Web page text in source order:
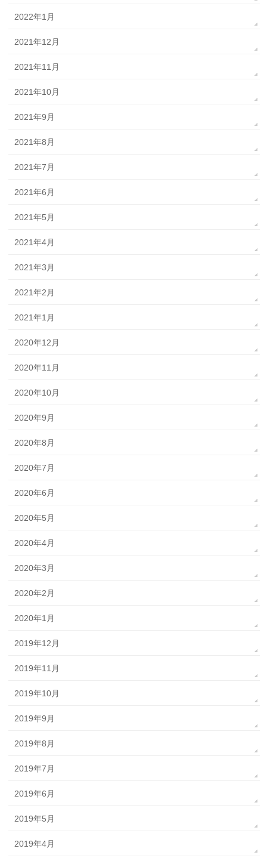
2022年1月
2021年12月
2021年11月
2021年10月
2021年9月
2021年8月
2021年7月
2021年6月
2021年5月
2021年4月
2021年3月
2021年2月
2021年1月
2020年12月
2020年11月
2020年10月
2020年9月
2020年8月
2020年7月
2020年6月
2020年5月
2020年4月
2020年3月
2020年2月
2020年1月
2019年12月
2019年11月
2019年10月
2019年9月
2019年8月
2019年7月
2019年6月
2019年5月
2019年4月